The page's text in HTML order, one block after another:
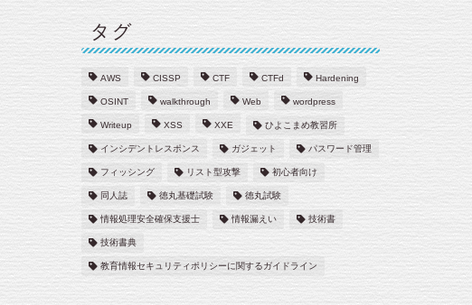
タグ
AWS CISSP CTF CTFd Hardening
OSINT walkthrough Web wordpress
Writeup XSS XXE ひよこまめ教習所
インシデントレスポンス ガジェット パスワード管理
フィッシング リスト型攻撃 初心者向け
同人誌 徳丸基礎試験 徳丸試験
情報処理安全確保支援士 情報漏えい 技術書
技術書典
教育情報セキュリティポリシーに関するガイドライン